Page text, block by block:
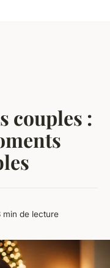
couples :
min de lecture